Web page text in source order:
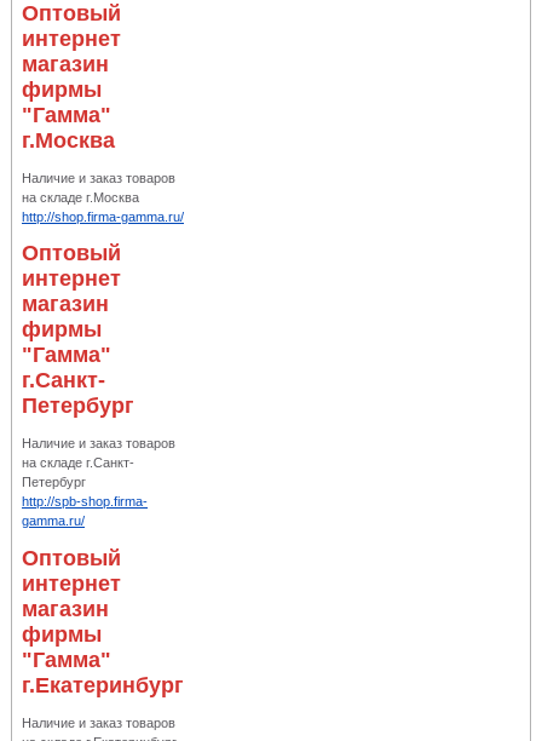
Оптовый
интернет
магазин
фирмы
"Гамма"
г.Москва
Наличие и заказ товаров
на складе г.Москва
http://shop.firma-gamma.ru/
Оптовый
интернет
магазин
фирмы
"Гамма"
г.Санкт-
Петербург
Наличие и заказ товаров
на складе г.Санкт-
Петербург
http://spb-shop.firma-
gamma.ru/
Оптовый
интернет
магазин
фирмы
"Гамма"
г.Екатеринбург
Наличие и заказ товаров